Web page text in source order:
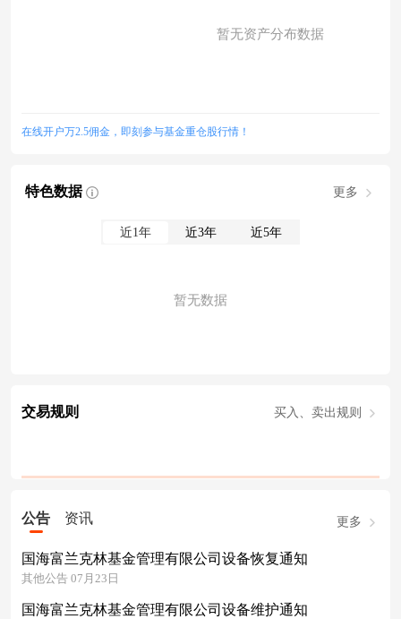
暂无资产分布数据
在线开户万2.5佣金，即刻参与基金重仓股行情！
特色数据 更多
近1年 近3年 近5年
暂无数据
交易规则 买入、卖出规则
公告 资讯 更多
国海富兰克林基金管理有限公司设备恢复通知
其他公告 07月23日
国海富兰克林基金管理有限公司设备维护通知